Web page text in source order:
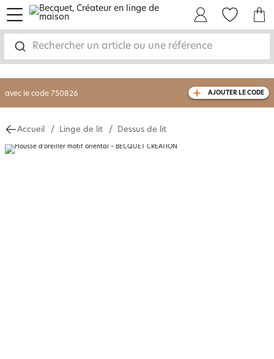
Rechercher un article ou une référence
menu
-30% sur votre commandedès 2 articles
livraison GRATUITEdès 110€ d'achat
avec le code 750826 AJOUTER LE CODE
Accueil Linge de lit Dessus de lit